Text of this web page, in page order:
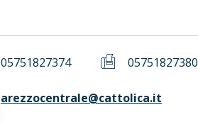
05751827374 05751827380
arezzocentrale@cattolica.it